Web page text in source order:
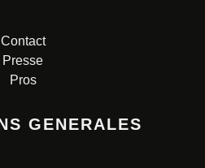
Contact
Presse
Pros
GENERALES